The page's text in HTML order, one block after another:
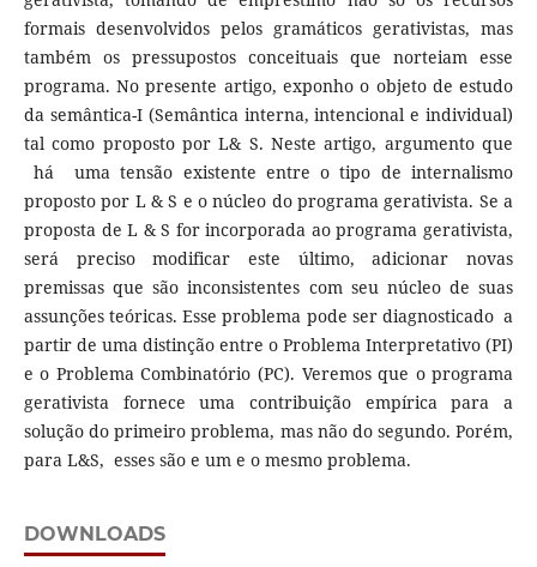
formais desenvolvidos pelos gramáticos gerativistas, mas
também os pressupostos conceituais que norteiam esse
programa. No presente artigo, exponho o objeto de estudo
da semântica-I (Semântica interna, intencional e individual)
tal como proposto por L& S. Neste artigo, argumento que
há uma tensão existente entre o tipo de internalismo
proposto por L & S e o núcleo do programa gerativista. Se a
proposta de L & S for incorporada ao programa gerativista,
será preciso modificar este último, adicionar novas
premissas que são inconsistentes com seu núcleo de suas
assunções teóricas. Esse problema pode ser diagnosticado a
partir de uma distinção entre o Problema Interpretativo (PI)
e o Problema Combinatório (PC). Veremos que o programa
gerativista fornece uma contribuição empírica para a
solução do primeiro problema, mas não do segundo. Porém,
para L&S, esses são e um e o mesmo problema.
DOWNLOADS